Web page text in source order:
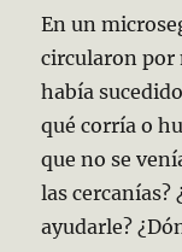
En un
circularon por
había
qué corría o
que no se
las cercanías?
ayudarle?